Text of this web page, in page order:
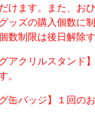
けます。また、お
ッズの購入個数に
数制限は後日解除
アクリルスタンド
。
缶バッジ】１回の